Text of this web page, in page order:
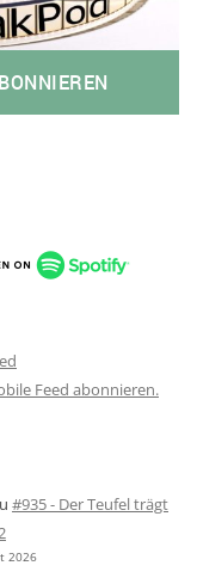
Feed abonnieren.
#935 - Der Teufel trägt
2026